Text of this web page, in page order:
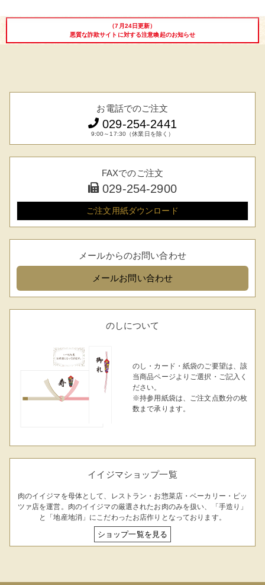
（7月24日更新）
悪質な詐欺サイトに対する注意喚起のお知らせ
お電話でのご注文
029-254-2441
9:00～17:30（休業日を除く）
FAXでのご注文
029-254-2900
ご注文用紙ダウンロード
メールからのお問い合わせ
メールお問い合わせ
のしについて
のし・カード・紙袋のご要望は、該
当商品ページよりご選択・ご記入く
ださい。
※持参用紙袋は、ご注文点数分の枚
数まで承ります。
イイジマショップ一覧
肉のイイジマを母体として、レストラン・お惣菜店・ベーカリー・ピッ
ツァ店を運営。肉のイイジマの厳選されたお肉のみを扱い、「手造り」
と「地産地消」にこだわったお店作りとなっております。
ショップ一覧を見る